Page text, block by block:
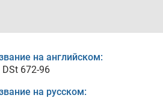
на английском:
DSt 672-96
на русском: